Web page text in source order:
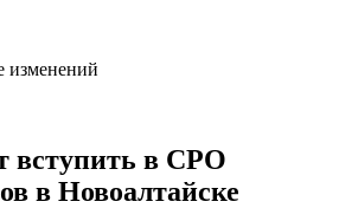
изменений
вступить в СРО
в Новоалтайске